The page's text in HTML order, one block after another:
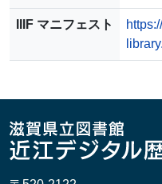
IIIF マニフェスト